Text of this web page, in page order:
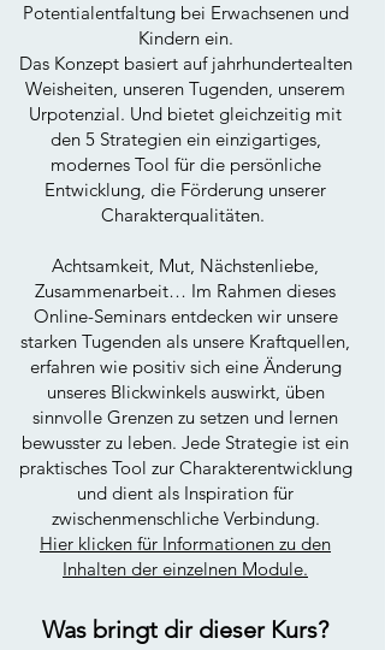
Potentialentfaltung bei Erwachsenen und
Kindern ein.
Das Konzept basiert auf jahrhundertealten
Weisheiten, unseren Tugenden, unserem
Urpotenzial. Und bietet gleichzeitig mit
den 5 Strategien ein einzigartiges,
modernes Tool für die persönliche
Entwicklung, die Förderung unserer
Charakterqualitäten.
Achtsamkeit, Mut, Nächstenliebe,
Zusammenarbeit… Im Rahmen dieses
Online-Seminars entdecken wir unsere
starken Tugenden als unsere Kraftquellen,
erfahren wie positiv sich eine Änderung
unseres Blickwinkels auswirkt, üben
sinnvolle Grenzen zu setzen und lernen
bewusster zu leben. Jede Strategie ist ein
praktisches Tool zur Charakterentwicklung
und dient als Inspiration für
zwischenmenschliche Verbindung.
Hier klicken für Informationen zu den
Inhalten der einzelnen Module.
Was bringt dir dieser Kurs?